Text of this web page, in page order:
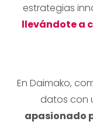
estrategias
llevándote a
En Daimako,
datos con
apasionado